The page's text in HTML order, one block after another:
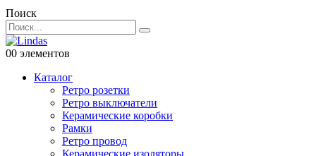
Поиск
00 элементов
Каталог
Ретро розетки
Ретро выключатели
Керамические коробки
Рамки
Ретро провод
Керамические изоляторы